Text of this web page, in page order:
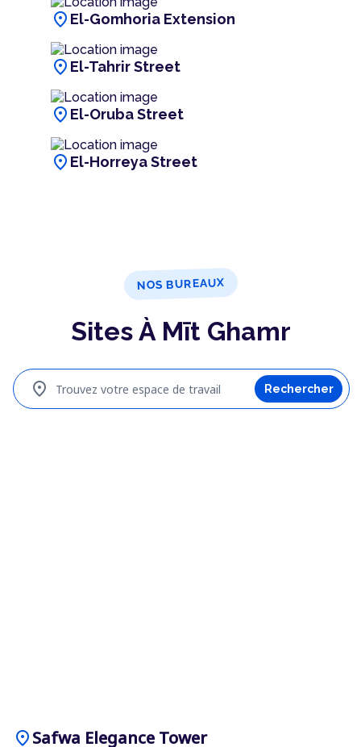
location_on El-Gomhoria Extension
location_on El-Tahrir Street
location_on El-Oruba Street
location_on El-Horreya Street
NOS BUREAUX
Sites À Mīt Ghamr
Trouvez votre espace de travail
location_on Rechercher
location_onSafwa Elegance Tower